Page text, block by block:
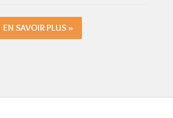
EN SAVOIR PLUS »